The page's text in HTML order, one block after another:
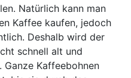
Natürlich kann man
Kaffee kaufen, jedoch
Deshalb wird der
schnell alt und
Kaffeebohnen